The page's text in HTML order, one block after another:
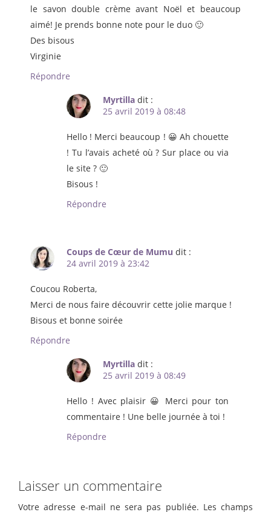
le savon double crème avant Noël et beaucoup
aimé! Je prends bonne note pour le duo 🙂
Des bisous
Virginie
Répondre
Myrtilla dit :
25 avril 2019 à 08:48
Hello ! Merci beaucoup ! 😀 Ah chouette
! Tu l’avais acheté où ? Sur place ou via
le site ? 🙂
Bisous !
Répondre
Coups de Cœur de Mumu dit :
24 avril 2019 à 23:42
Coucou Roberta,
Merci de nous faire découvrir cette jolie marque !
Bisous et bonne soirée
Répondre
Myrtilla dit :
25 avril 2019 à 08:49
Hello ! Avec plaisir 😀 Merci pour ton
commentaire ! Une belle journée à toi !
Répondre
Laisser un commentaire
Votre adresse e-mail ne sera pas publiée. Les champs